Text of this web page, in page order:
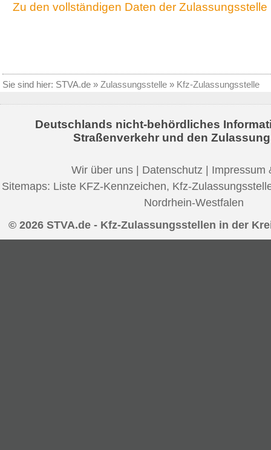
Zu den vollständigen Daten der Zulassungsstelle
Sie sind hier: STVA.de » Zulassungsstelle » Kfz-Zulassungsstelle
Deutschlands nicht-behördliches
Straßenverkehr und den
Wir über uns Datenschutz
Impressum
Sitemaps: Liste KFZ-Kennzeichen, Kfz-
Nordrhein-Westfalen
© 2026 STVA.de - Kfz-Zulassungsstellen in der